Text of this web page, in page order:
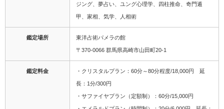
ジング、夢占い、ユング心理学、四柱推命、奇門遁
甲、家相、気学、人相術
鑑定場所 東洋占術パメラの館
〒370-0066 群馬県高崎市山田町20-1
鑑定料金 ・クリスタルプラン：60分～80分程度/18,000円 延
長：1分/300円
・サファイヤプラン（定額制）：60分/15,000円